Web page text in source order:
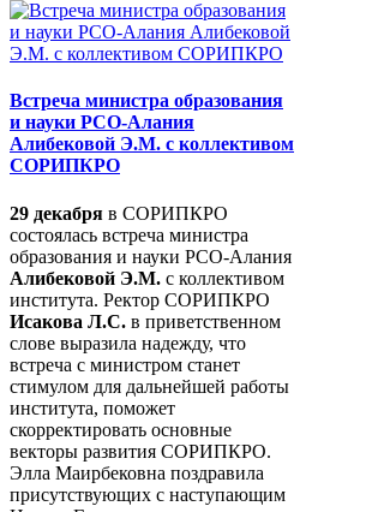
Встреча министра образования
и науки РСО-Алания
Алибековой Э.М. с коллективом
СОРИПКРО
29 декабря в СОРИПКРО
состоялась встреча министра
образования и науки РСО-Алания
Алибековой Э.М. с коллективом
института. Ректор СОРИПКРО
Исакова Л.С. в приветственном
слове выразила надежду, что
встреча с министром станет
стимулом для дальнейшей работы
института, поможет
скорректировать основные
векторы развития СОРИПКРО.
Элла Маирбековна поздравила
присутствующих с наступающим